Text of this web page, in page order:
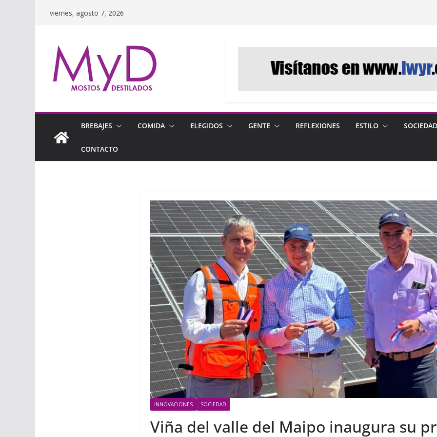
viernes, agosto 7, 2026
BREBAJES COMIDA ELEGIDOS GENTE REFLEXIONES ESTILO SOCIEDAD
CONTACTO
INNOVACIONES SOCIEDAD
Viña del valle del Maipo inaugura su